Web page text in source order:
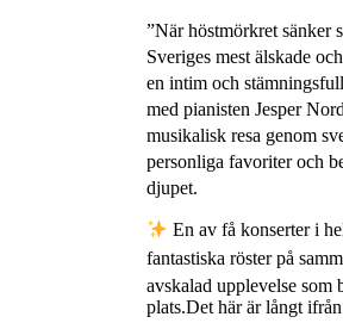
”När höstmörkret sänker
Sveriges mest älskade
en intim och
med pianisten Jesper
musikalisk resa genom
personliga favoriter och
djupet.
En av få konserter i
fantastiska röster på
avskalad upplevelse som
plats.Det här är långt